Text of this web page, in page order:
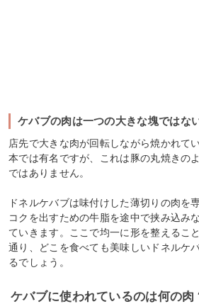
ケバブの肉は一つの大きな塊ではな
店先で大きな肉が回転しながら焼かれて
本では有名ですが、これは豚の丸焼きの
ではありません。
ドネルケバブは味付けした薄切りの肉を
コクを出すための牛脂を途中で挟み込み
ていきます。ここで均一に形を整えるこ
通り、どこを食べても美味しいドネルケ
るでしょう。
ケバブに使われているのは何の肉